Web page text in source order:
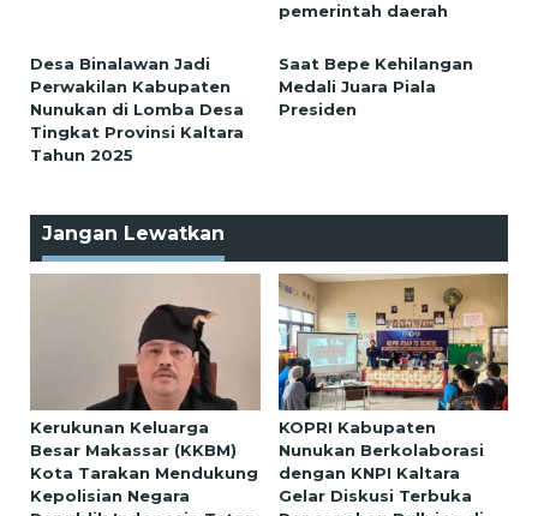
pemerintah daerah
Desa Binalawan Jadi
Perwakilan Kabupaten
Nunukan di Lomba Desa
Tingkat Provinsi Kaltara
Tahun 2025
Saat Bepe Kehilangan
Medali Juara Piala
Presiden
Jangan Lewatkan
Kerukunan Keluarga
Besar Makassar (KKBM)
Kota Tarakan Mendukung
Kepolisian Negara
KOPRI Kabupaten
Nunukan Berkolaborasi
dengan KNPI Kaltara
Gelar Diskusi Terbuka